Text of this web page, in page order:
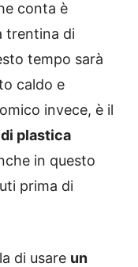
conta è
trentina di
tempo sarà
caldo e
invece, è il
plastica
in questo
prima di
di usare un